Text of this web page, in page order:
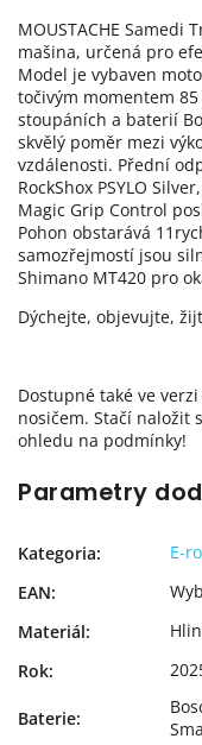
MOUSTACHE Samedi
mašina, určená pro
Model je vybaven
točivým momentem
stoupáních a baterií
skvělý poměr mezi
vzdálenosti. Přední
RockShox PSYLO
Magic Grip Control
Pohon obstarává
samozřejmostí jsou
Shimano MT420 pro
Dýchejte, objevujte,
Dostupné také ve
nosičem. Stačí naložit
ohledu na podmínky!
Parametry
Kategoria:
E-
EAN:
Materiál:
Rok:
Baterie: